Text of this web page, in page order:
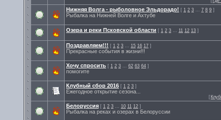
Нижняя Волга - рыболовное Эльдорадо! [ 1 2 3 … 7 8 9 ]
Рыбалка на Нижней Волге и Ахтубе
Озера и реки Псковской области [ 1 2 3 … 11 12 13 ]
Поздравляем!!! [ 1 2 3 … 15 16 17 ]
Прекрасные события в жизни!!!
Хочу спросить [ 1 2 3 … 62 63 64 ]
помогите
Клубный сбор 2016 [ 1 2 3 ]
Ежегодное открытие сезона...
[
Белоруссия [ 1 2 3 … 10 11 12 ]
Рыбалка на реках и озерах в Белоруссии